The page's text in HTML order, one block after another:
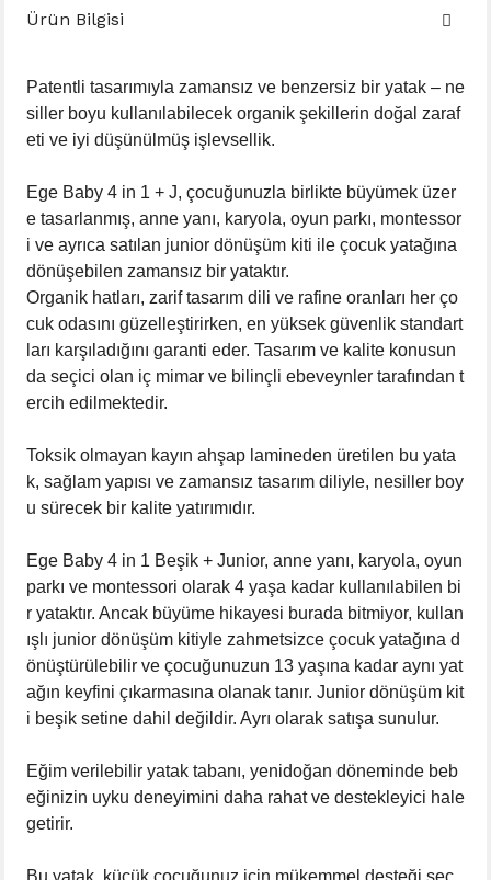
Ürün Bilgisi
Patentli tasarımıyla zamansız ve benzersiz bir yatak – ne
siller boyu kullanılabilecek organik şekillerin doğal zaraf
eti ve iyi düşünülmüş işlevsellik.
Ege Baby 4 in 1 + J, çocuğunuzla birlikte büyümek üzer
e tasarlanmış, anne yanı, karyola, oyun parkı, montessor
i ve ayrıca satılan junior dönüşüm kiti ile çocuk yatağına
dönüşebilen zamansız bir yataktır.
Organik hatları, zarif tasarım dili ve rafine oranları her ço
cuk odasını güzelleştirirken, en yüksek güvenlik standart
ları karşıladığını garanti eder. Tasarım ve kalite konusun
da seçici olan iç mimar ve bilinçli ebeveynler tarafından t
ercih edilmektedir.
Toksik olmayan kayın ahşap lamineden üretilen bu yata
k, sağlam yapısı ve zamansız tasarım diliyle, nesiller boy
u sürecek bir kalite yatırımıdır.
Ege Baby 4 in 1 Beşik + Junior, anne yanı, karyola, oyun
parkı ve montessori olarak 4 yaşa kadar kullanılabilen bi
r yataktır. Ancak büyüme hikayesi burada bitmiyor, kullan
ışlı junior dönüşüm kitiyle zahmetsizce çocuk yatağına d
önüştürülebilir ve çocuğunuzun 13 yaşına kadar aynı yat
ağın keyfini çıkarmasına olanak tanır. Junior dönüşüm kit
i beşik setine dahil değildir. Ayrı olarak satışa sunulur.
Eğim verilebilir yatak tabanı, yenidoğan döneminde beb
eğinizin uyku deneyimini daha rahat ve destekleyici hale
getirir.
Bu yatak, küçük çocuğunuz için mükemmel desteği seç